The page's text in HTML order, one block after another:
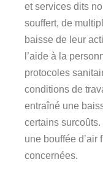
et services dits
souffert, de
baisse de leur
l’aide à la
protocoles
conditions de
entraîné une
certains
une bouffée d’air
concernées.